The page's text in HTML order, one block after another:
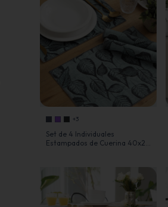
+3
Set de 4 Individuales
Estampados de Cuerina 40x28